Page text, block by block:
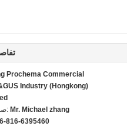
Prochema Commercial
Industry (Hongkong)
Mr. Michael zhang
816-6395460